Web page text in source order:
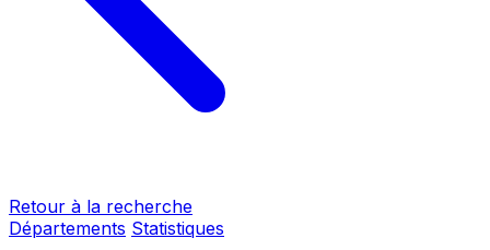
Retour à la recherche
Départements Statistiques